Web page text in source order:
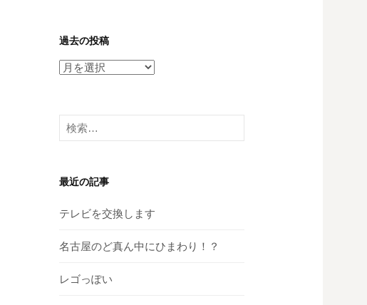
過去の投稿
過
投
稿
検
索:
最近の記事
テレビを交換します
名古屋のど真ん中にひまわり！？
レゴっぽい